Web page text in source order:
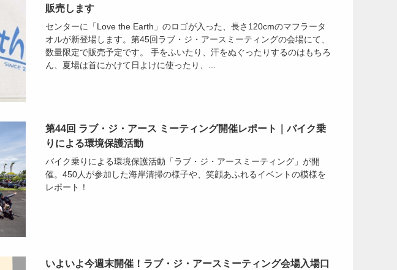
販売します
センターに「Love the Earth」のロゴが入った、長さ120cmのマフラータ
オルが新登場します。第45回ラブ・ジ・アースミーティングの会場にて、
数量限定で販売予定です。 手をふいたり、汗をぬぐったりするのはもちろ
ん、夏場は首にかけて日よけに使ったり、...
第44回 ラブ・ジ・アース ミーティング開催レポート｜バイク乗
りによる環境保護活動
バイク乗りによる環境保護活動「ラブ・ジ・アースミーティング」が開
催。450人が参加した海岸清掃の様子や、笑顔あふれるイベントの模様を
レポート！
いよいよ今週末開催！ラブ・ジ・アースミーティング会場入場口